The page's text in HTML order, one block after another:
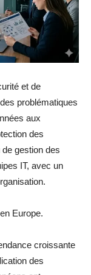
et de
problématiques
aux
des
gestion des
IT, avec un
Europe.
croissante
des